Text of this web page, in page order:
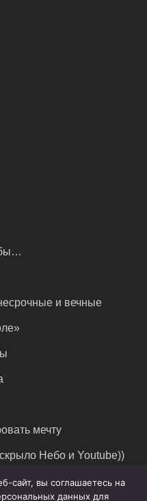
и вечные
мечту
Небо и Youtube))
сайт, вы соглашаетесь на
данных для